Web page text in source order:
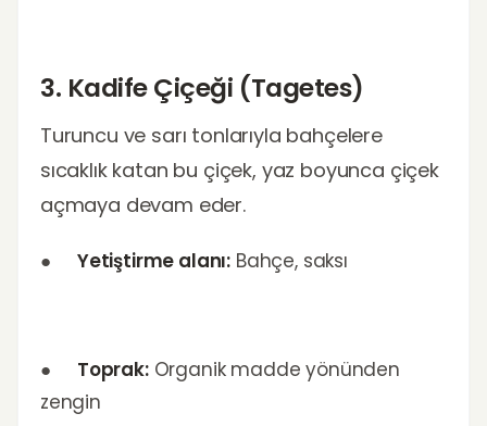
3. Kadife Çiçeği (Tagetes)
Turuncu ve sarı tonlarıyla bahçelere
sıcaklık katan bu çiçek, yaz boyunca çiçek
açmaya devam eder.
● Yetiştirme alanı: Bahçe, saksı
● Toprak:Organik madde yönünden
zengin